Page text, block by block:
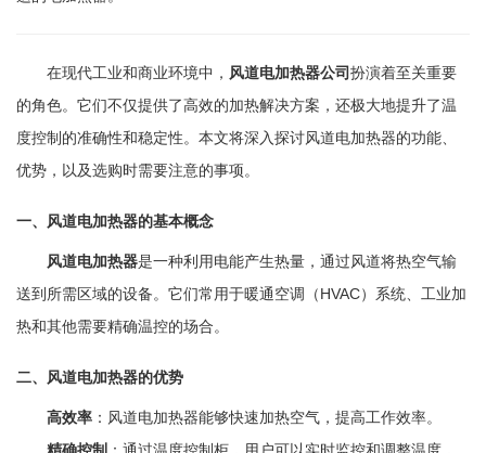
在现代工业和商业环境中， 风道电加热器公司扮演着至关重要
的角色。它们不仅提供了高效的加热解决方案，还极大地提升了温
度控制的准确性和稳定性。本文将深入探讨风道电加热器的功能、
优势，以及选购时需要注意的事项。
一、风道电加热器的基本概念
风道电加热器是一种利用电能产生热量，通过风道将热空气输
送到所需区域的设备。它们常用于暖通空调（HVAC）系统、工业加
热和其他需要精确温控的场合。
二、风道电加热器的优势
高效率 ：风道电加热器能够快速加热空气，提高工作效率。